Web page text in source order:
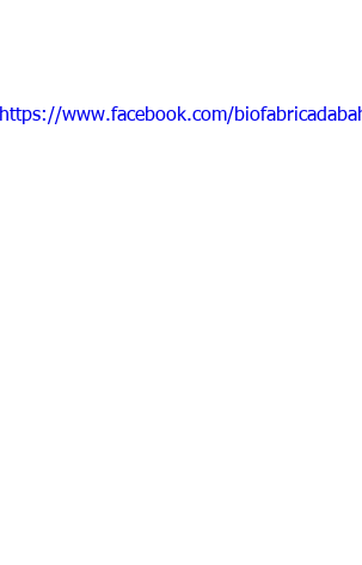
https://www.facebook.com/